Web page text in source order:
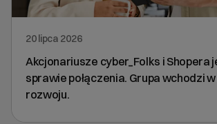
20 lipca 2026
Akcjonariusze cyber_Folks i Shopera
sprawie połączenia. Grupa wchodzi
rozwoju.